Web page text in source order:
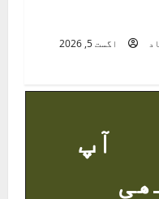
اگست 5, 2026
آپ